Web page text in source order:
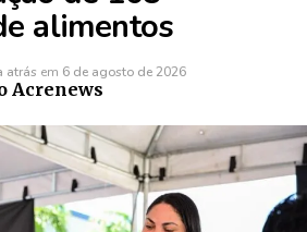
alimentos
atrás em 6 de agosto de 2026
Acrenews